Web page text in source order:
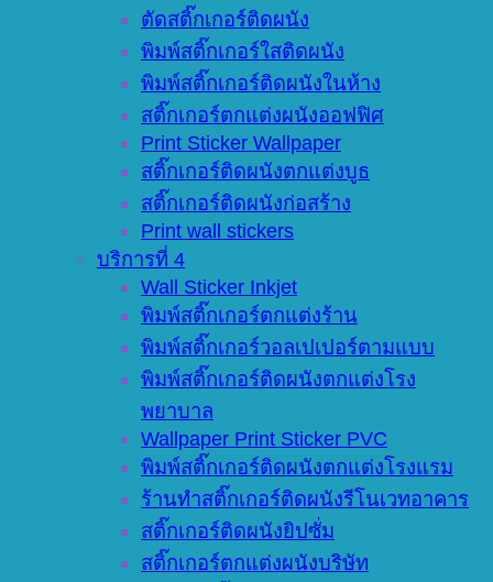
ตัดสติ๊กเกอร์ติดผนัง
พิมพ์สติ๊กเกอร์ใสติดผนัง
พิมพ์สติ๊กเกอร์ติดผนังในห้าง
สติ๊กเกอร์ตกแต่งผนังออฟฟิศ
Print Sticker Wallpaper
สติ๊กเกอร์ติดผนังตกแต่งบูธ
สติ๊กเกอร์ติดผนังก่อสร้าง
Print wall stickers
บริการที่ 4
Wall Sticker Inkjet
พิมพ์สติ๊กเกอร์ตกแต่งร้าน
พิมพ์สติ๊กเกอร์วอลเปเปอร์ตามแบบ
พิมพ์สติ๊กเกอร์ติดผนังตกแต่งโรง
พยาบาล
Wallpaper Print Sticker PVC
พิมพ์สติ๊กเกอร์ติดผนังตกแต่งโรงแรม
ร้านทำสติ๊กเกอร์ติดผนังรีโนเวทอาคาร
สติ๊กเกอร์ติดผนังยิปซั่ม
สติ๊กเกอร์ตกแต่งผนังบริษัท